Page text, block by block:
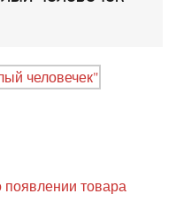
товара